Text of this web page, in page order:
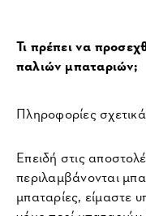
Τι πρέπει να
παλιών μπαταριών;
Πληροφορίες
Επειδή στις
περιλαμβάνονται
μπαταρίες, είμαστε